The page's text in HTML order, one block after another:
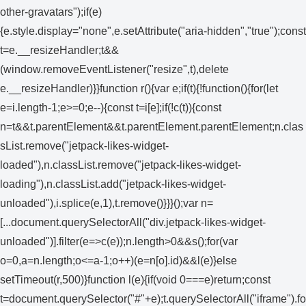
other-gravatars");if(e)
{e.style.display="none",e.setAttribute("aria-hidden","true");const
t=e.__resizeHandler;t&&
(window.removeEventListener("resize",t),delete
e.__resizeHandler)}}function r(){var e;if(t){!function(){for(let
e=i.length-1;e>=0;e--){const t=i[e];if(!c(t)){const
n=t&&t.parentElement&&t.parentElement.parentElement;n.clas
sList.remove("jetpack-likes-widget-
loaded"),n.classList.remove("jetpack-likes-widget-
loading"),n.classList.add("jetpack-likes-widget-
unloaded"),i.splice(e,1),t.remove()}}}();var n=
[...document.querySelectorAll("div.jetpack-likes-widget-
unloaded")].filter(e=>c(e));n.length>0&&s();for(var
o=0,a=n.length;o<=a-1;o++)(e=n[o].id)&&l(e)}else
setTimeout(r,500)}function l(e){if(void 0===e)return;const
t=document.querySelector("#"+e);t.querySelectorAll("iframe").fo